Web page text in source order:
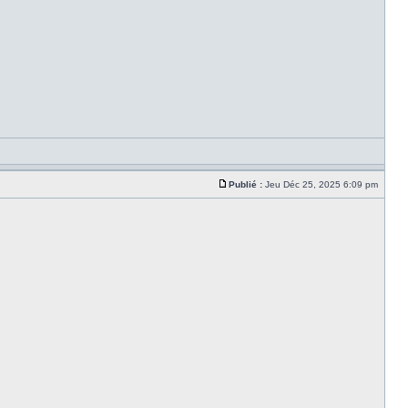
Publié : Jeu Déc 25, 2025 6:09 pm